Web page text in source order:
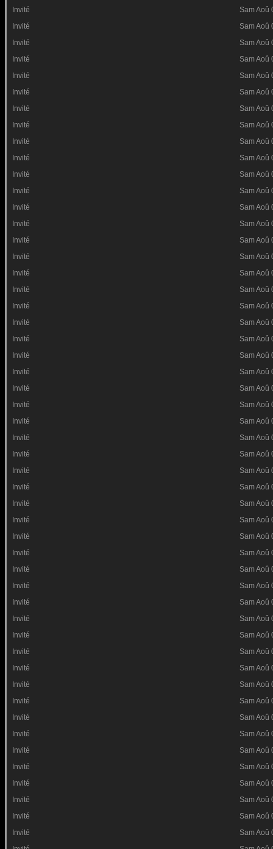
Invité
Sam Aoû
Invité
Sam Aoû
Invité
Sam Aoû
Invité
Sam Aoû
Invité
Sam Aoû
Invité
Sam Aoû
Invité
Sam Aoû
Invité
Sam Aoû
Invité
Sam Aoû
Invité
Sam Aoû
Invité
Sam Aoû
Invité
Sam Aoû
Invité
Sam Aoû
Invité
Sam Aoû
Invité
Sam Aoû
Invité
Sam Aoû
Invité
Sam Aoû
Invité
Sam Aoû
Invité
Sam Aoû
Invité
Sam Aoû
Invité
Sam Aoû
Invité
Sam Aoû
Invité
Sam Aoû
Invité
Sam Aoû
Invité
Sam Aoû
Invité
Sam Aoû
Invité
Sam Aoû
Invité
Sam Aoû
Invité
Sam Aoû
Invité
Sam Aoû
Invité
Sam Aoû
Invité
Sam Aoû
Invité
Sam Aoû
Invité
Sam Aoû
Invité
Sam Aoû
Invité
Sam Aoû
Invité
Sam Aoû
Invité
Sam Aoû
Invité
Sam Aoû
Invité
Sam Aoû
Invité
Sam Aoû
Invité
Sam Aoû
Invité
Sam Aoû
Invité
Sam Aoû
Invité
Sam Aoû
Invité
Sam Aoû
Invité
Sam Aoû
Invité
Sam Aoû
Invité
Sam Aoû
Invité
Sam Aoû
Invité
Sam Aoû